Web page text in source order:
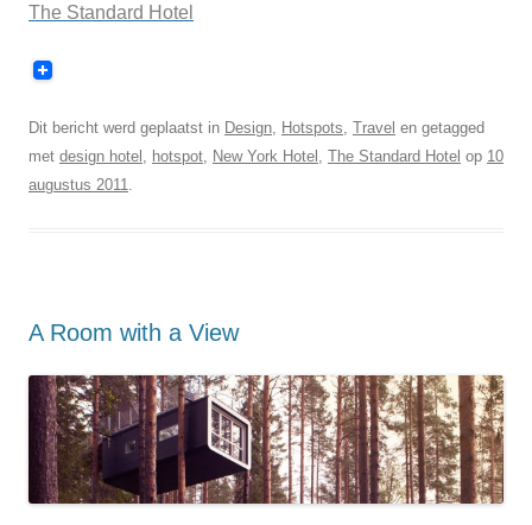
The Standard Hotel
Dit bericht werd geplaatst in Design Hotspots Travel en getagged
met design hotel hotspot New York Hotel The Standard Hotel op 10
augustus 2011
A Room with a View